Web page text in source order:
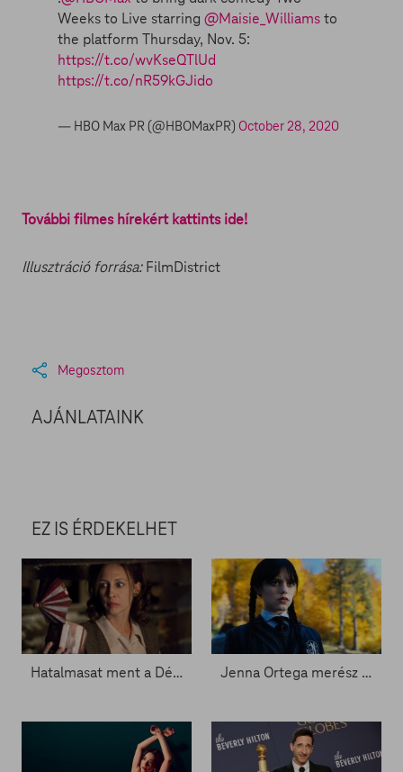
Weeks to Live starring @Maisie_Williamsto
the platform Thursday, Nov. 5:
https://t.co/wvKseQTlUd
https://t.co/nR59kGJido
— HBO Max PR (@HBOMaxPR) October 28, 2020
További filmes hírekért kattints ide!
Illusztráció forrása:FilmDistrict
Megosztom
AJÁNLATAINK
EZ IS ÉRDEKELHET
Hatalmasat ment a Démonok között - Zacc nélkül 2003. Jenna Ortega merész szettel jelentkezett - Zacc nélkül 1986.